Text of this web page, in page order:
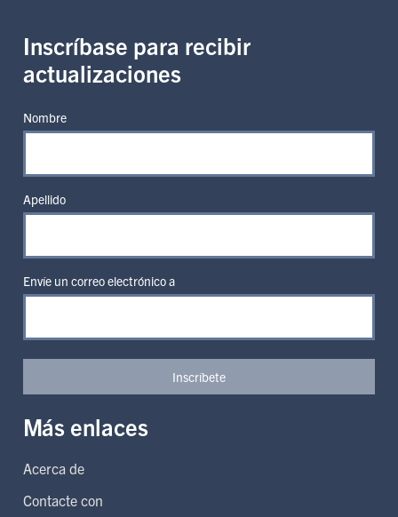
Más enlaces
Acerca de
Contacte con
Inscríbase para recibir
actualizaciones
Nombre
Apellido
Envíe un correo electrónico a
Inscríbete